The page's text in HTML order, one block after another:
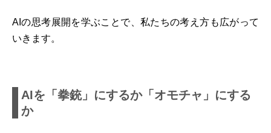
AIの思考展開を学ぶことで、私たちの考え方も広がって
いきます。
AIを「拳銃」にするか「オモチャ」にする
か